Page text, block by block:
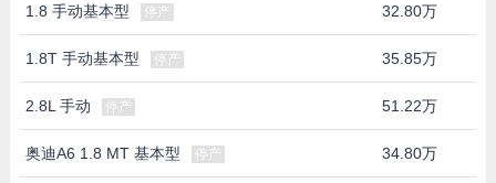
1.8 手动基本型 停产 32.80万
1.8T 手动基本型 停产 35.85万
2.8L 手动 停产 51.22万
奥迪A6 1.8 MT 基本型 停产 34.80万